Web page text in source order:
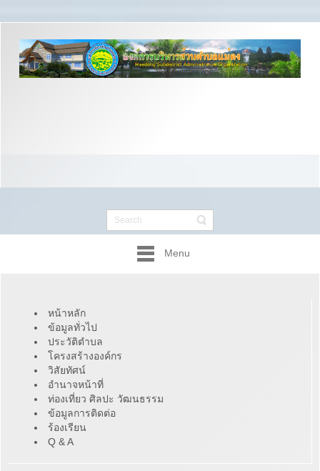
Menu
หน้าหลัก
ข้อมูลทั่วไป
ประวัติตำบล
โครงสร้างองค์กร
วิสัยทัศน์
อำนาจหน้าที่
ท่องเที่ยว ศิลปะ วัฒนธรรม
ข้อมูลการติดต่อ
ร้องเรียน
Q & A